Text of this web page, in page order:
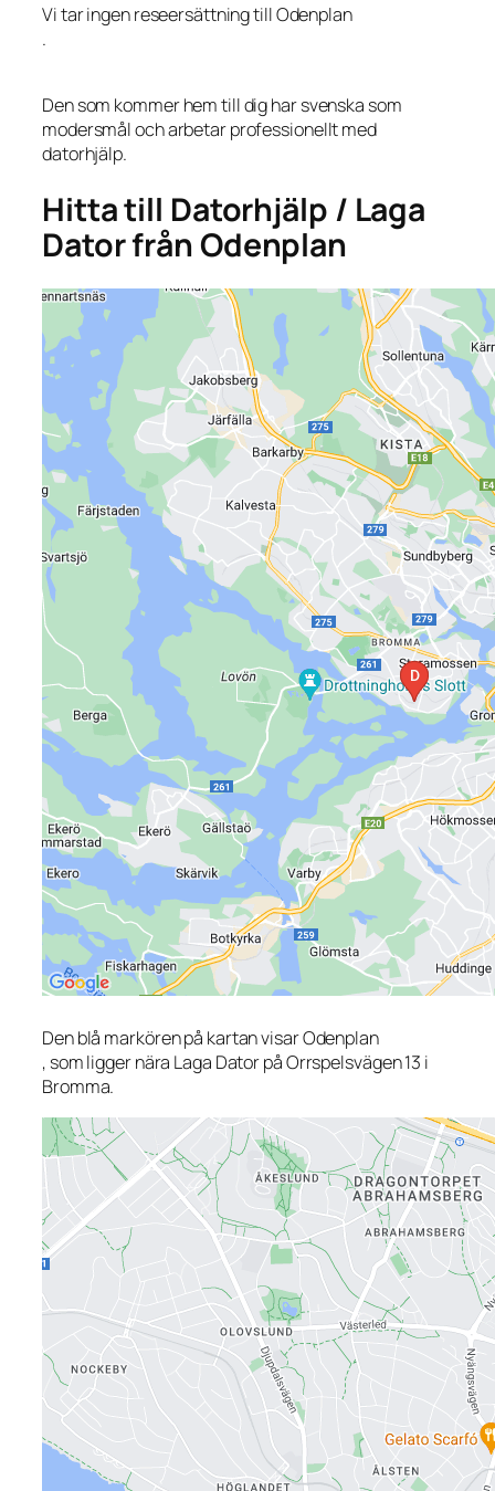
Vi tar ingen reseersättning till Odenplan
.
Den som kommer hem till dig har svenska som
modersmål och arbetar professionellt med
datorhjälp.
Hitta till Datorhjälp / Laga
Dator från Odenplan
Den blå markören på kartan visar Odenplan
, som ligger nära Laga Dator på Orrspelsvägen 13 i
Bromma.